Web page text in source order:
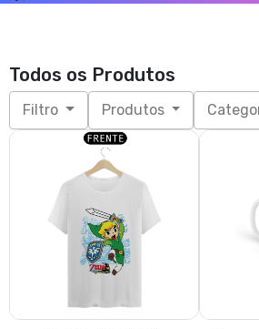
Todos os Produtos
Filtro Produtos